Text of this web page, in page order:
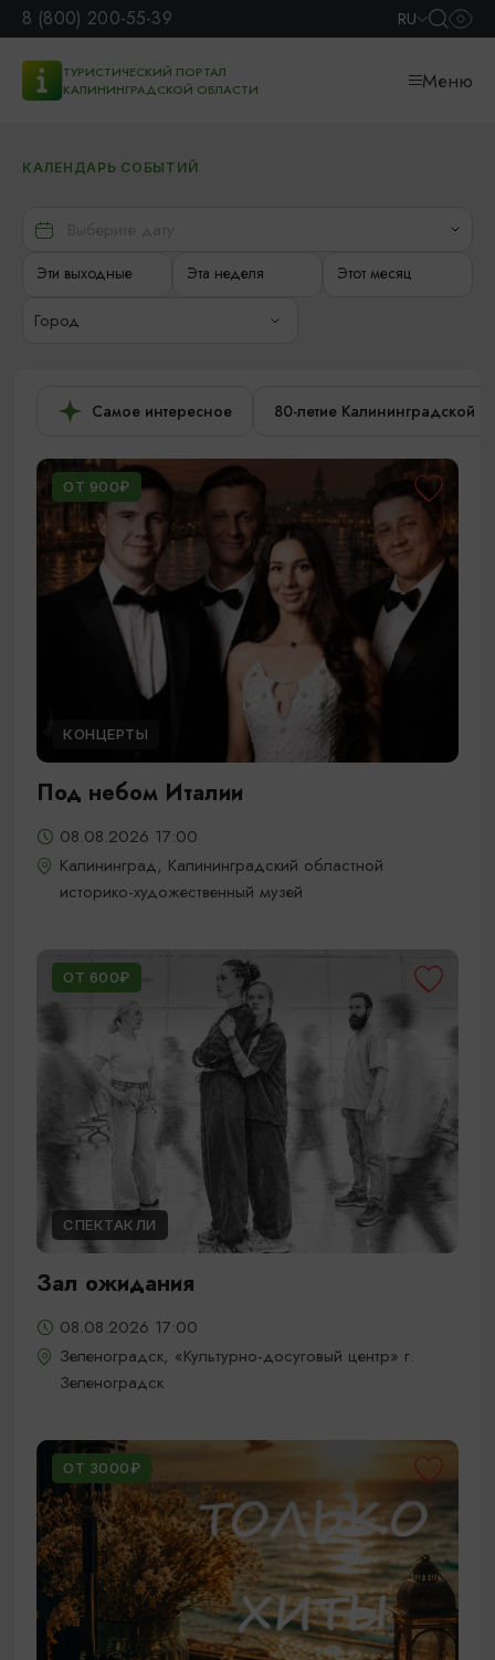
8 (800) 200-55-39 RU
ТУРИСТИЧЕСКИЙ ПОРТАЛ
КАЛИНИНГРАДСКОЙ ОБЛАСТИ
Меню
КАЛЕНДАРЬ СОБЫТИЙ
Эти выходные Эта неделя Этот месяц
Город
Самое интересное 80-летие Калининградской
ОТ 900₽
КОНЦЕРТЫ
Под небом Италии
08.08.2026 17:00
Калининград, Калининградский областной
историко-художественный музей
ОТ 600₽
СПЕКТАКЛИ
Зал ожидания
08.08.2026 17:00
Зеленоградск, «Культурно-досуговый центр» г.
Зеленоградск
ОТ 3000₽